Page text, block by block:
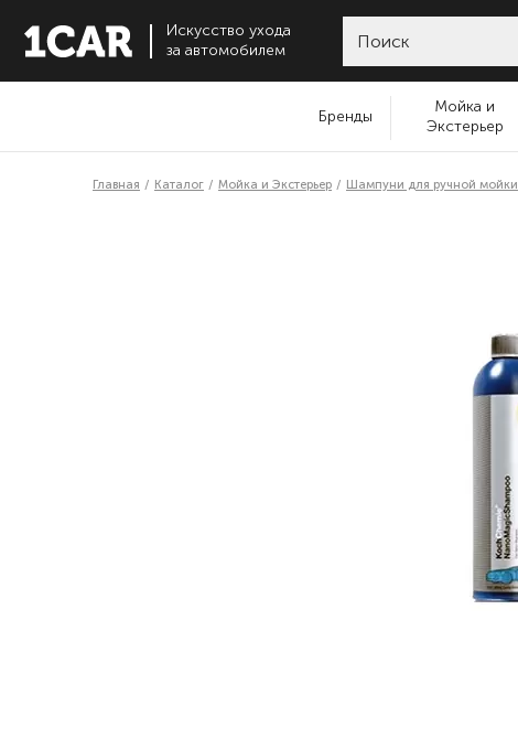
Искусство ухода
за автомобилем
Бренды
Мойка и
Экстерьер
Главная Каталог Мойка и Экстерьер Шампуни для ручной мойки